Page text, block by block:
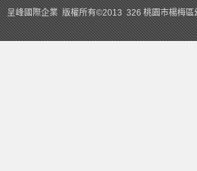
呈峰國際企業 版權所有©2013 326 桃園市楊梅